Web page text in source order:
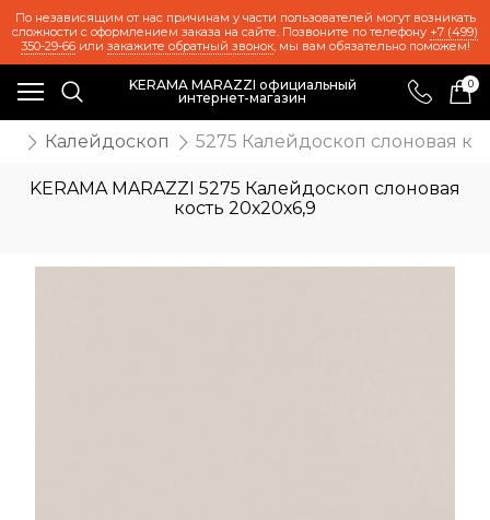
По независящим от нас причинам у части пользователей могут возникать
сложности с оформлением заказа на сайте. Позвоните по телефону +7 (499)
350-29-66или закажите обратный звонок, мы вам обязательно поможем!
KERAMA MARAZZI официальный
интернет-магазин
0
Калейдоскоп 5275 Калейдоскоп слоновая
KERAMA MARAZZI 5275 Калейдоскоп слоновая
кость 20х20х6,9